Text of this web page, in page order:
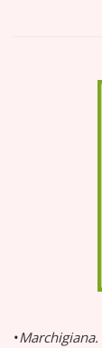
•Marchigiana.